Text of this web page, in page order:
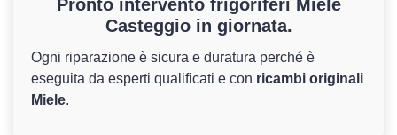
Pronto intervento frigoriferi Miele
Casteggio in giornata.
Ogni riparazione è sicura e duratura perché è
eseguita da esperti qualificati e con ricambi originali
Miele.